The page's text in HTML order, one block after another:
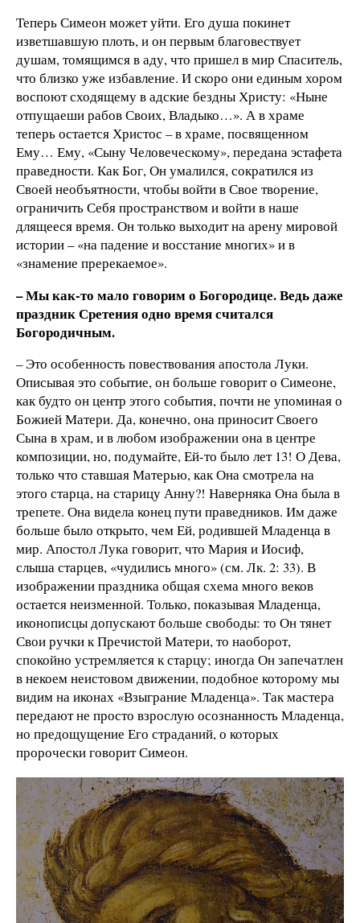
Теперь Симеон может уйти. Его душа покинет
изветшавшую плоть, и он первым благовествует
душам, томящимся в аду, что пришел в мир Спаситель,
что близко уже избавление. И скоро они единым хором
воспоют сходящему в адские бездны Христу: «Ныне
отпущаеши рабов Своих, Владыко…». А в храме
теперь остается Христос – в храме, посвященном
Ему… Ему, «Сыну Человеческому», передана эстафета
праведности. Как Бог, Он умалился, сократился из
Своей необъятности, чтобы войти в Свое творение,
ограничить Себя пространством и войти в наше
длящееся время. Он только выходит на арену мировой
истории – «на падение и восстание многих» и в
«знамение пререкаемое».
– Мы как-то мало говорим о Богородице. Ведь даже
праздник Сретения одно время считался
Богородичным.
– Это особенность повествования апостола Луки.
Описывая это событие, он больше говорит о Симеоне,
как будто он центр этого события, почти не упоминая о
Божией Матери. Да, конечно, она приносит Своего
Сына в храм, и в любом изображении она в центре
композиции, но, подумайте, Ей-то было лет 13! О Дева,
только что ставшая Матерью, как Она смотрела на
этого старца, на старицу Анну?! Наверняка Она была в
трепете. Она видела конец пути праведников. Им даже
больше было открыто, чем Ей, родившей Младенца в
мир. Апостол Лука говорит, что Мария и Иосиф,
слыша старцев, «чудились много» (см. Лк. 2: 33). В
изображении праздника общая схема много веков
остается неизменной. Только, показывая Младенца,
иконописцы допускают больше свободы: то Он тянет
Свои ручки к Пречистой Матери, то наоборот,
спокойно устремляется к старцу; иногда Он запечатлен
в некоем неистовом движении, подобное которому мы
видим на иконах «Взыграние Младенца». Так мастера
передают не просто взрослую осознанность Младенца,
но предощущение Его страданий, о которых
пророчески говорит Симеон.